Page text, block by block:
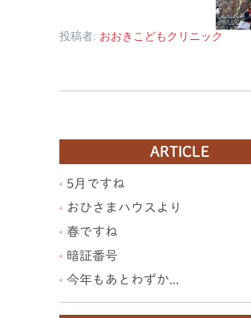
投稿者: おおきこどもクリニック
ARTICLE
5月ですね
おひさまハウスより
春ですね
暗証番号
今年もあとわずか...